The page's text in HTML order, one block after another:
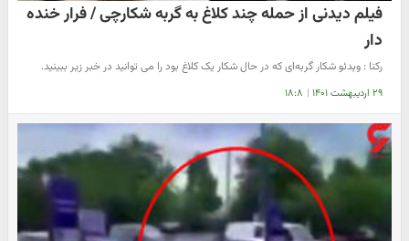
فیلم دیدنی از حمله چند کلاغ به گربه شکارچی / فرار خنده
دار
رکنا : ویدئو شکار گربه‌ای که در حال شکار یک کلاغ بود را می توانید در خبر زیر ببینید.
۲۹ اردیبهشت ۱۴۰۱ | ۱۸:۸